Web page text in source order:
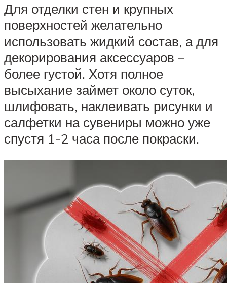
Для отделки стен и крупных
поверхностей желательно
использовать жидкий состав, а для
декорирования аксессуаров –
более густой. Хотя полное
высыхание займет около суток,
шлифовать, наклеивать рисунки и
салфетки на сувениры можно уже
спустя 1-2 часа после покраски.